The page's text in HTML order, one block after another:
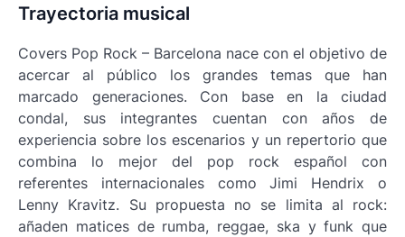
Trayectoria musical
Covers Pop Rock – Barcelona nace con el objetivo de
acercar al público los grandes temas que han
marcado generaciones. Con base en la ciudad
condal, sus integrantes cuentan con años de
experiencia sobre los escenarios y un repertorio que
combina lo mejor del pop rock español con
referentes internacionales como Jimi Hendrix o
Lenny Kravitz. Su propuesta no se limita al rock:
añaden matices de rumba, reggae, ska y funk que